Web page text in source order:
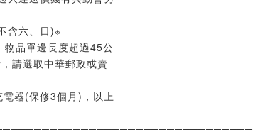
含六、日)※
品單邊長度超過45公
請選取中華郵政或賣
器(保修3個月)，以上